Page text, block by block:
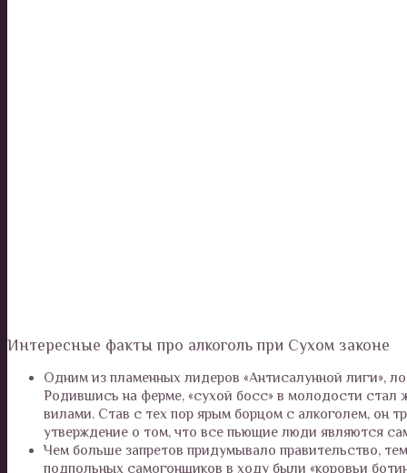
Интересные факты про алкоголь при Сухом законе
Одним из пламенных лидеров «Антисалунной лиги»,
Родившись на ферме, «сухой босс» в молодости стал
вилами. Став с тех пор ярым борцом с алкоголем, он
утверждение о том, что все пьющие люди являются
Чем больше запретов придумывало правительство,
подпольных самогонщиков в ходу были «коровьи